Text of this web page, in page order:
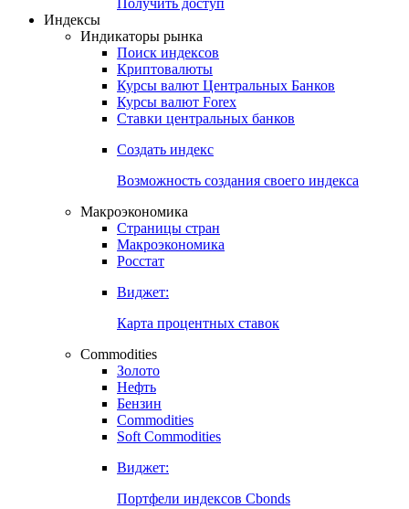
Попробуйте7-дневный
Откройте глобальную базу данных
Получить доступ
Индикаторы рынка
Поиск индексов
Курсы валют Центральных Банков
Ставки центральных банков
Создать индекс
Возможность создания своего индекса
Страницы стран
Росстат
Виджет:
Карта процентных ставок
Commodities
Золото
Бензин
Soft Commodities